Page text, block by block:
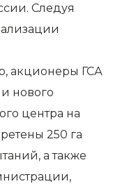
Следуя
акционеры ГСА
нового
центра на
250 га
а также